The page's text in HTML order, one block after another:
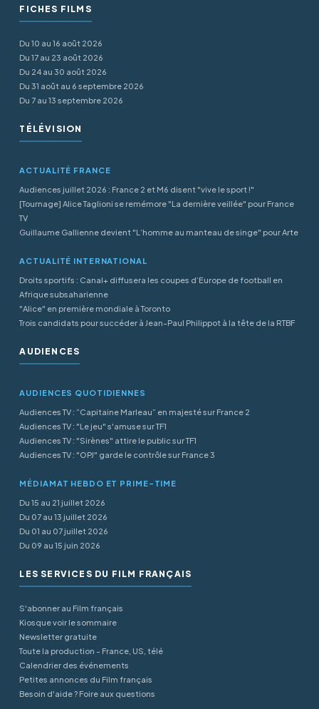
FICHES FILMS
Du 10 au 16 août 2026
Du 17 au 23 août 2026
Du 24 au 30 août 2026
Du 31 août au 6 septembre 2026
Du 7 au 13 septembre 2026
TÉLÉVISION
ACTUALITÉ FRANCE
Audiences juillet 2026 : France 2 et M6 disent "vive le sport !"
[Tournage] Alice Taglioni se remémore "La dernière veillée" pour France
TV
Guillaume Gallienne devient "L’homme au manteau de singe" pour Arte
ACTUALITÉ INTERNATIONAL
Droits sportifs : Canal+ diffusera les coupes d’Europe de football en
Afrique subsaharienne
"Alice" en première mondiale à Toronto
Trois candidats pour succéder à Jean-Paul Philippot à la tête de la RTBF
AUDIENCES
AUDIENCES QUOTIDIENNES
Audiences TV : “Capitaine Marleau” en majesté sur France 2
Audiences TV : "Le jeu" s'amuse sur TF1
Audiences TV : "Sirènes" attire le public sur TF1
Audiences TV : "OPJ" garde le contrôle sur France 3
MÉDIAMAT HEBDO ET PRIME-TIME
Du 15 au 21 juillet 2026
Du 07 au 13 juillet 2026
Du 01 au 07 juillet 2026
Du 09 au 15 juin 2026
LES SERVICES DU FILM FRANÇAIS
S'abonner au Film français
Kiosque voir le sommaire
Newsletter gratuite
Toute la production - France, US, télé
Calendrier des événements
Petites annonces du Film français
Besoin d'aide ? Foire aux questions